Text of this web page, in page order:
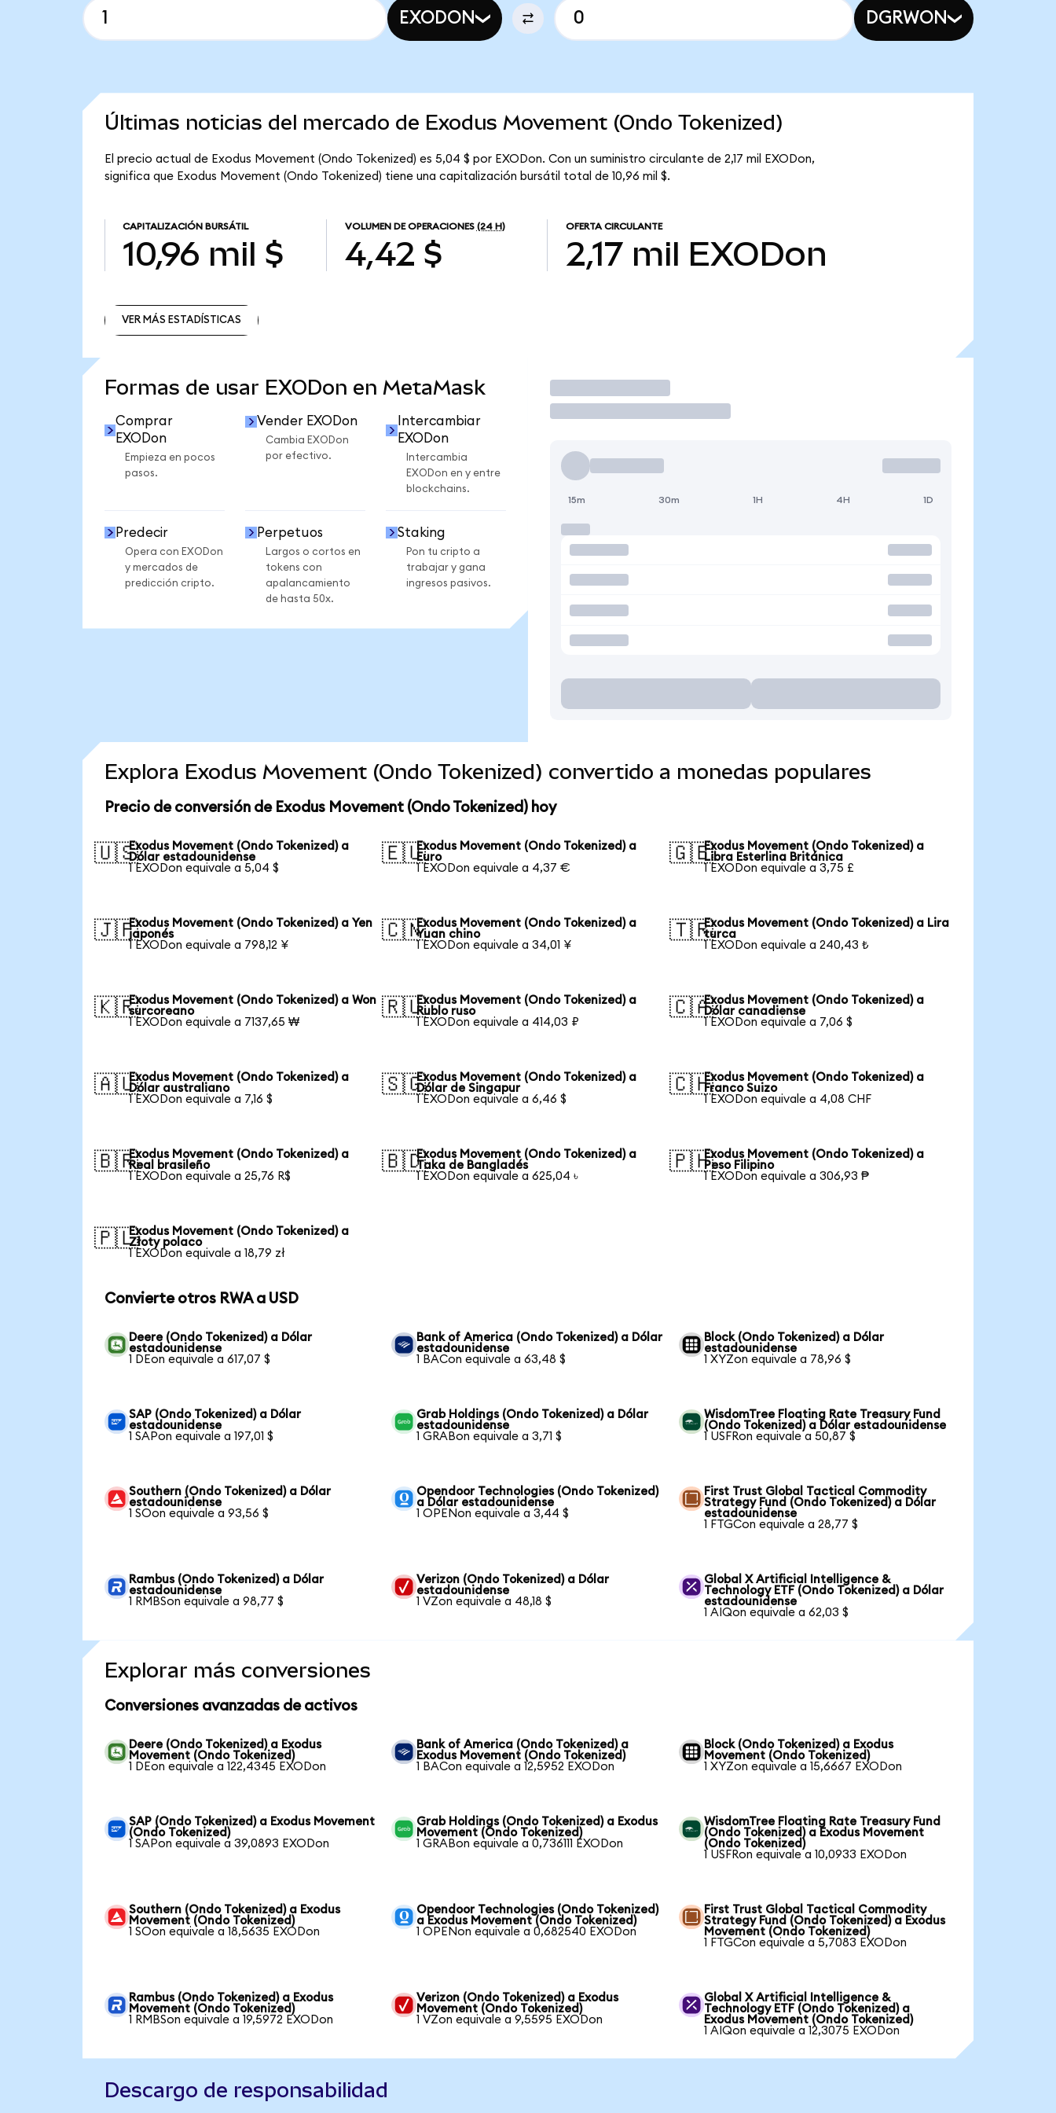
EXODON DGRWON
Últimas noticias del mercado de Exodus Movement (Ondo Tokenized)
El precio actual de Exodus Movement (Ondo Tokenized) es 5,04 $ por EXODon. Con un suministro circulante de 2,17 mil EXODon,
significa que Exodus Movement (Ondo Tokenized) tiene una capitalización bursátil total de 10,96 mil $.
CAPITALIZACIÓN BURSÁTIL
10,96 mil $
VOLUMEN DE OPERACIONES (24 H)
4,42 $
OFERTA CIRCULANTE
2,17 mil EXODon
VER MÁS ESTADÍSTICAS
Formas de usar EXODon en MetaMask
Comprar
EXODon
Empieza en pocos
pasos.
Vender EXODon
Cambia EXODon
por efectivo.
Intercambiar
EXODon
Intercambia
EXODon en y entre
blockchains.
Predecir
Opera con EXODon
y mercados de
predicción cripto.
Perpetuos
Largos o cortos en
tokens con
apalancamiento
de hasta 50x.
Staking
Pon tu cripto a
trabajar y gana
ingresos pasivos.
Operar
15m 30m 1H 4H 1D
Explora Exodus Movement (Ondo Tokenized) convertido a monedas populares
Precio de conversión de Exodus Movement (Ondo Tokenized) hoy
🇺🇸Exodus Movement (Ondo Tokenized) a
Dólar estadounidense
1 EXODon equivale a 5,04 $
🇪🇺Exodus Movement (Ondo Tokenized) a
Euro
1 EXODon equivale a 4,37 €
🇬🇧Exodus Movement (Ondo Tokenized) a
Libra Esterlina Británica
1 EXODon equivale a 3,75 £
🇯🇵Exodus Movement (Ondo Tokenized) a Yen
japonés
1 EXODon equivale a 798,12 ¥
🇨🇳Exodus Movement (Ondo Tokenized) a
Yuan chino
1 EXODon equivale a 34,01 ¥
🇹🇷Exodus Movement (Ondo Tokenized) a Lira
turca
1 EXODon equivale a 240,43 ₺
🇰🇷Exodus Movement (Ondo Tokenized) a Won
surcoreano
1 EXODon equivale a 7137,65 ₩
🇷🇺Exodus Movement (Ondo Tokenized) a
Rublo ruso
1 EXODon equivale a 414,03 ₽
🇨🇦Exodus Movement (Ondo Tokenized) a
Dólar canadiense
1 EXODon equivale a 7,06 $
🇦🇺Exodus Movement (Ondo Tokenized) a
Dólar australiano
1 EXODon equivale a 7,16 $
🇸🇬Exodus Movement (Ondo Tokenized) a
Dólar de Singapur
1 EXODon equivale a 6,46 $
🇨🇭Exodus Movement (Ondo Tokenized) a
Franco Suizo
1 EXODon equivale a 4,08 CHF
🇧🇷Exodus Movement (Ondo Tokenized) a
Real brasileño
1 EXODon equivale a 25,76 R$
🇧🇩Exodus Movement (Ondo Tokenized) a
Taka de Bangladés
1 EXODon equivale a 625,04 ৳
🇵🇭Exodus Movement (Ondo Tokenized) a
Peso Filipino
1 EXODon equivale a 306,93 ₱
🇵🇱Exodus Movement (Ondo Tokenized) a
Złoty polaco
1 EXODon equivale a 18,79 zł
Convierte otros RWA a USD
Deere (Ondo Tokenized) a Dólar
estadounidense
1 DEon equivale a 617,07 $
Bank of America (Ondo Tokenized) a Dólar
estadounidense
1 BACon equivale a 63,48 $
Block (Ondo Tokenized) a Dólar
estadounidense
1 XYZon equivale a 78,96 $
SAP (Ondo Tokenized) a Dólar
estadounidense
1 SAPon equivale a 197,01 $
Grab Holdings (Ondo Tokenized) a Dólar
estadounidense
1 GRABon equivale a 3,71 $
WisdomTree Floating Rate Treasury Fund
(Ondo Tokenized) a Dólar estadounidense
1 USFRon equivale a 50,87 $
Southern (Ondo Tokenized) a Dólar
estadounidense
1 SOon equivale a 93,56 $
Opendoor Technologies (Ondo Tokenized)
a Dólar estadounidense
1 OPENon equivale a 3,44 $
First Trust Global Tactical Commodity
Strategy Fund (Ondo Tokenized) a Dólar
estadounidense
1 FTGCon equivale a 28,77 $
Rambus (Ondo Tokenized) a Dólar
estadounidense
1 RMBSon equivale a 98,77 $
Verizon (Ondo Tokenized) a Dólar
estadounidense
1 VZon equivale a 48,18 $
Global X Artificial Intelligence &
Technology ETF (Ondo Tokenized) a Dólar
estadounidense
1 AIQon equivale a 62,03 $
Explorar más conversiones
Conversiones avanzadas de activos
Deere (Ondo Tokenized) a Exodus
Movement (Ondo Tokenized)
1 DEon equivale a 122,4345 EXODon
Bank of America (Ondo Tokenized) a
Exodus Movement (Ondo Tokenized)
1 BACon equivale a 12,5952 EXODon
Block (Ondo Tokenized) a Exodus
Movement (Ondo Tokenized)
1 XYZon equivale a 15,6667 EXODon
SAP (Ondo Tokenized) a Exodus Movement
(Ondo Tokenized)
1 SAPon equivale a 39,0893 EXODon
Grab Holdings (Ondo Tokenized) a Exodus
Movement (Ondo Tokenized)
1 GRABon equivale a 0,736111 EXODon
WisdomTree Floating Rate Treasury Fund
(Ondo Tokenized) a Exodus Movement
(Ondo Tokenized)
1 USFRon equivale a 10,0933 EXODon
Southern (Ondo Tokenized) a Exodus
Movement (Ondo Tokenized)
1 SOon equivale a 18,5635 EXODon
Opendoor Technologies (Ondo Tokenized)
a Exodus Movement (Ondo Tokenized)
1 OPENon equivale a 0,682540 EXODon
First Trust Global Tactical Commodity
Strategy Fund (Ondo Tokenized) a Exodus
Movement (Ondo Tokenized)
1 FTGCon equivale a 5,7083 EXODon
Rambus (Ondo Tokenized) a Exodus
Movement (Ondo Tokenized)
1 RMBSon equivale a 19,5972 EXODon
Verizon (Ondo Tokenized) a Exodus
Movement (Ondo Tokenized)
1 VZon equivale a 9,5595 EXODon
Global X Artificial Intelligence &
Technology ETF (Ondo Tokenized) a
Exodus Movement (Ondo Tokenized)
1 AIQon equivale a 12,3075 EXODon
Descargo de responsabilidad